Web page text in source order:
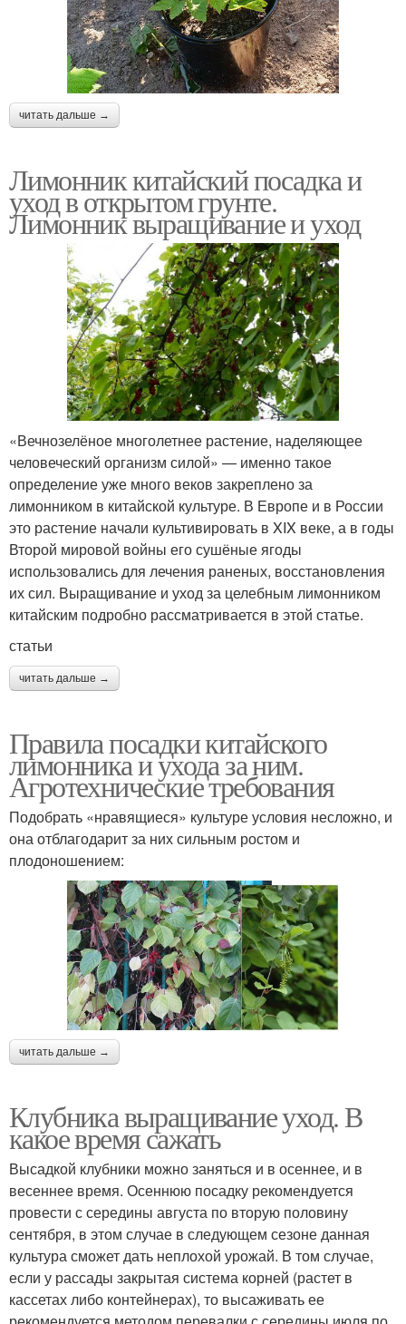
читать дальше →
Лимонник китайский посадка и
уход в открытом грунте.
Лимонник выращивание и уход
«Вечнозелёное многолетнее растение, наделяющее
человеческий организм силой» — именно такое
определение уже много веков закреплено за
лимонником в китайской культуре. В Европе и в России
это растение начали культивировать в XIX веке, а в годы
Второй мировой войны его сушёные ягоды
использовались для лечения раненых, восстановления
их сил. Выращивание и уход за целебным лимонником
китайским подробно рассматривается в этой статье.
статьи
читать дальше →
Правила посадки китайского
лимонника и ухода за ним.
Агротехнические требования
Подобрать «нравящиеся» культуре условия несложно, и
она отблагодарит за них сильным ростом и
плодоношением:
читать дальше →
Клубника выращивание уход. В
какое время сажать
Высадкой клубники можно заняться и в осеннее, и в
весеннее время. Осеннюю посадку рекомендуется
провести с середины августа по вторую половину
сентября, в этом случае в следующем сезоне данная
культура сможет дать неплохой урожай. В том случае,
если у рассады закрытая система корней (растет в
кассетах либо контейнерах), то высаживать ее